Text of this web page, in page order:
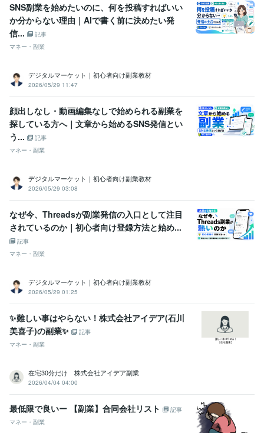
SNS副業を始めたいのに、何を投稿すればいい
か分からない理由｜AIで書く前に決めたい発
信...
記事
マネー・副業
デジタルマーケット｜初心者向け副業教材
2026/05/29 11:47
顔出しなし・動画編集なしで始められる副業を
探している方へ｜文章から始めるSNS発信とい
う...
記事
マネー・副業
デジタルマーケット｜初心者向け副業教材
2026/05/29 03:08
なぜ今、Threadsが副業発信の入口として注目
されているのか｜初心者向け登録方法と始め...
記事
マネー・副業
デジタルマーケット｜初心者向け副業教材
2026/05/29 01:25
✨難しい事はやらない！株式会社アイデア(石川
美喜子)の副業✨
記事
マネー・副業
在宅30分だけ 株式会社アイデア副業
2026/04/04 04:00
最低限で良いー 【副業】合同会社リスト
記事
マネー・副業